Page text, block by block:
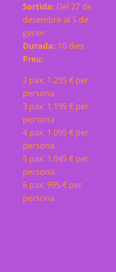
Sortida: Del 27 de
desembre al 5 de
gener
Durada: 10 dies
Preu:
2 pax: 1.295 € per
persona
3 pax: 1.195 € per
persona
4 pax: 1.095 € per
persona
5 pax: 1.045 € per
persona
6 pax: 995 € per
persona